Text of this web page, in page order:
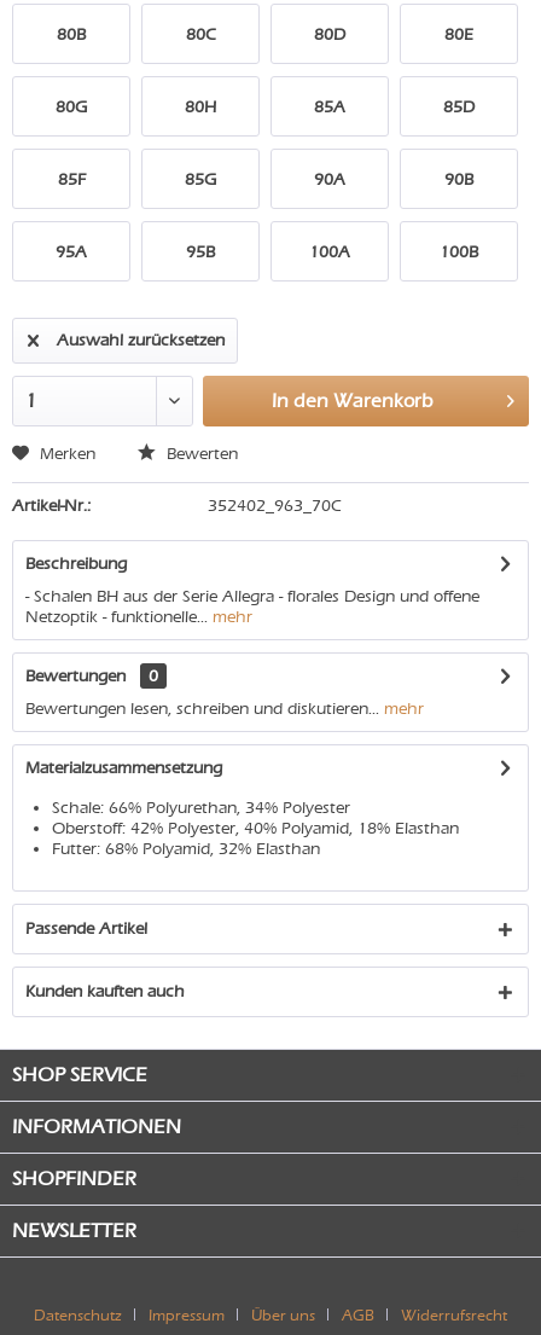
80B 80C 80D 80E
80G 80H 85A 85D
85F 85G 90A 90B
95A 95B 100A 100B
Auswahl zurücksetzen
In den Warenkorb
Merken Bewerten
Artikel-Nr.: 352402_963_70C
Beschreibung
- Schalen BH aus der Serie Allegra - florales Design und offene
Netzoptik - funktionelle... mehr
Bewertungen
0
Bewertungen lesen, schreiben und diskutieren... mehr
Materialzusammensetzung
Schale: 66% Polyurethan, 34% Polyester
Oberstoff: 42% Polyester, 40% Polyamid, 18% Elasthan
Futter: 68% Polyamid, 32% Elasthan
Passende Artikel
Kunden kauften auch
SHOP SERVICE
INFORMATIONEN
SHOPFINDER
NEWSLETTER
Datenschutz Impressum Über uns AGB Widerrufsrecht